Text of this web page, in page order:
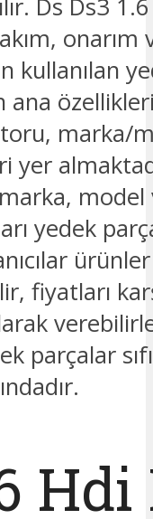
Ds Ds3
onarım
kullanılan
marka/
yer
model
yedek
fiyatları
parçalar